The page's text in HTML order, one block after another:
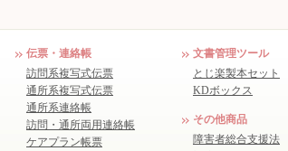
伝票・連絡帳
訪問系複写式伝票
通所系複写式伝票
通所系連絡帳
訪問・通所両用連絡帳
ケアプラン帳票
文書管理ツール
とじ楽製本セット
KDボックス
その他商品
障害者総合支援法